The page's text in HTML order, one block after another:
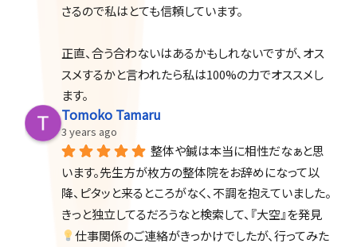
さるので私はとても信頼しています。
正直、合う合わないはあるかもしれないですが、オス
スメするかと言われたら私は100%の力でオススメし
ます。
Tomoko Tamaru
3 years ago
整体や鍼は本当に相性だなぁと思
います。先生方が枚方の整体院をお辞めになって以
降、ピタッと来るところがなく、不調を抱えていました。
きっと独立してるだろうなと検索して、『大空』を発見
仕事関係のご連絡がきっかけでしたが、行ってみた